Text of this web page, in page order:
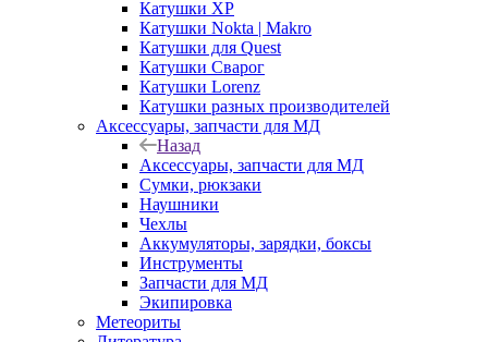
Катушки XP
Катушки Nokta | Makro
Катушки для Quest
Катушки Сварог
Катушки Lorenz
Катушки разных производителей
Аксессуары, запчасти для МД
Назад
Аксессуары, запчасти для МД
Сумки, рюкзаки
Наушники
Чехлы
Аккумуляторы, зарядки, боксы
Инструменты
Запчасти для МД
Экипировка
Метеориты